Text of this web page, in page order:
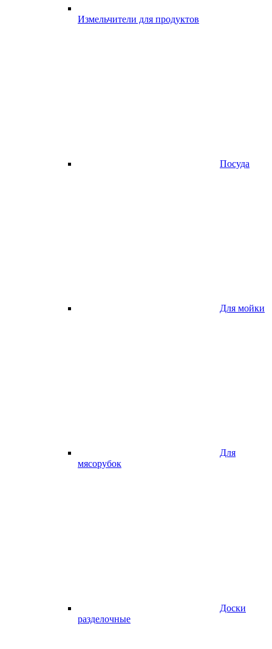
Измельчители для продуктов
Посуда
Для мойки
Для
мясорубок
Доски
разделочные